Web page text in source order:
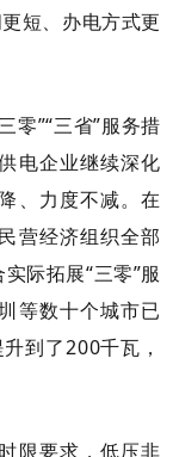
短、办电方式更
零”“三省”服务措
电企业继续深化
、力度不减。在
营经济组织全部
际拓展“三零”服
等数十个城市已
到了200千瓦，
限要求，低压非